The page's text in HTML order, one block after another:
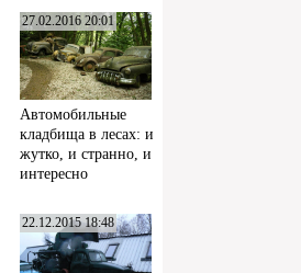
27.02.2016 20:01
Автомобильные
кладбища в лесах: и
жутко, и странно, и
интересно
22.12.2015 18:48